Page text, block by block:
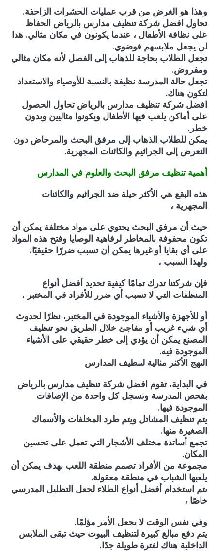
وهذا هو الغرض من قرب عمليات الحشرات الزاحفة.
تحاول افضل شركة تنظيف مدارس بالرياض الحفاظ
على نظافة الأطفال ، عندما يكونون في مكان مثالي. هذا
لن يجعل ملابسهم فوضوي.
تجعل الطلاب بحاجة للذهاب إلى الفصل لأنه مكان مثالي
ومفروض.
تجعل حالة المدرسة نظيفة بالنسبة للأوصياء والاستعداد
لتكون هناك.
افضل شركة تنظيف مدارس بالرياض تحاول الحصول
على أماكن يلعب فيها الأطفال ويكونوا مثاليين وبدون
خطر.
يمكن للطلاب الذهاب إلى مرفق البحث والمرحاض دون
التعرض إلى الجراثيم والكائنات المجهرية.
أهمية تنظيف مرفق البحث والعلوم في المدارس
هذه البقع هي الأكثر حيلة ضد الجراثيم والكائنات
المجهرية ،
حيث أن مرفق البحث يحتوي على مواد مختلفة يمكن أن
تكون محفوفة بالمخاطر لرفاهية الوصايا وفتح هذه المواد
على أي بقايا أو غيرها يمكن أن تسبب ضررًا حقيقيًا،
ولهذا السبب ،
فإن شركتنا تدرك تمامًا كيفية تحديد أفضل أنواع
المنظفات التي لا تسبب أي ضرر للأفراد في المختبر ،
أو للأجهزة والأشياء الموجودة في المختبر، نظرًا لحدوث
أي شيء غريب أو مفاجئ خلال الطريق نحو تنظيف
المصنع يمكن أن يؤدي إلى خطر حقيقي على الأشياء
الموجودة فيه.
النهج الأكثر مثالية لتنظيف المدارس
في البداية، تقوم افضل شركة تنظيف مدارس بالرياض
بفحص المدرسة وتسجل كل واحدة من الإضافات
الموجودة فيها.
يتم تنظيف المشاتل ويتم طرد المخلفات والأسماك
الصغيرة منها.
تجمع أساتذة مختلف الأشجار التي تعمل على تحسين
المكان.
مجموعة من الأفراد تصمم منطقة اللعب بهدف يمكن أن
يلعبها الشباب في منطقة معقولة.
يتم استخدام أفضل أنواع الطلاء لجعل التظليل المدرسي
خاصًا ،
وفي نفس الوقت لا يجعل الأمر مؤلمًا.
يتم دفع مبالغ كبيرة لتنظيف البيوت حيث تبقى الملابس
الداخلية هناك لفترة طويلة جدًا.